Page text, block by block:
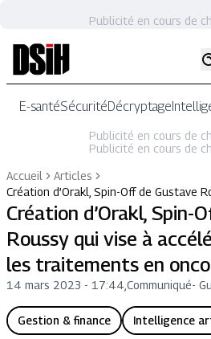
Publicité en cours de
E-santéSécuritéDécryptage
Publicité en cours de
Publicité en cours de
Accueil
Articles
Création d’Orakl, Spin-Off de Gustave
Création d’Orakl, Spin-
Roussy qui vise à
les traitements en
14 mars 2023 - 17:44 Communiqué-
Gestion & finance Intelligence